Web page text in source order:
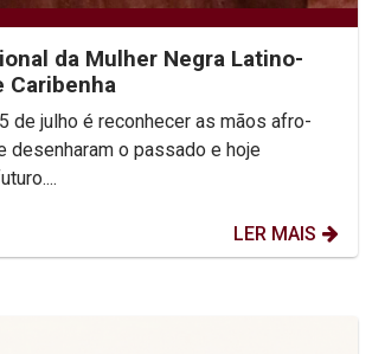
da Mulher Negra Latino-
Caribenha
de julho é reconhecer as mãos afro-
desenharam o passado e hoje
LER MAIS